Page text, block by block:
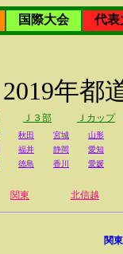
国際大会
代表
2019年都
Ｊ３部 Ｊカップ
秋田 宮城
山形
福井 静岡
愛知
徳島 香川 愛媛
関東 北信越
関